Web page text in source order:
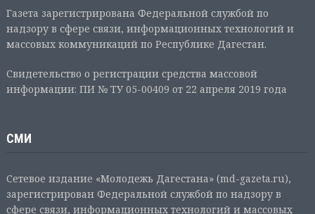
Газета зарегистрирована Федеральной службой по
надзору в сфере связи, информационных технологий и
массовых коммуникаций по Республике Дагестан.
Свидетельство о регистрации средства массовой
информации: ПИ № ТУ 05-00409 от 22 апреля 2019 года
СМИ
Сетевое издание «Молодежь Дагестана» (md-gazeta.ru),
зарегистрирован Федеральной службой по надзору в
сфере связи, информационных технологий и массовых